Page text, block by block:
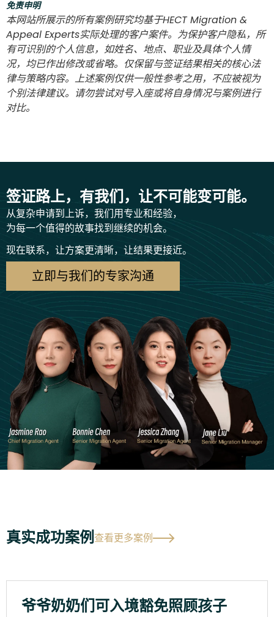
免责申明
本网站所展示的所有案例研究均基于HECT Migration &
Appeal Experts实际处理的客户案件。为保护客户隐私，所
有可识别的个人信息，如姓名、地点、职业及具体个人情
况，均已作出修改或省略。仅保留与签证结果相关的核心法
律与策略内容。上述案例仅供一般性参考之用，不应被视为
个别法律建议。请勿尝试对号入座或将自身情况与案例进行
对比。
签证路上，有我们，让不可能变可能。
从复杂申请到上诉，我们用专业和经验，
为每一个值得的故事找到继续的机会。
现在联系，让方案更清晰，让结果更接近。
立即与我们的专家沟通
真实成功案例查看更多案例
爷爷奶奶们可入境豁免照顾孩子